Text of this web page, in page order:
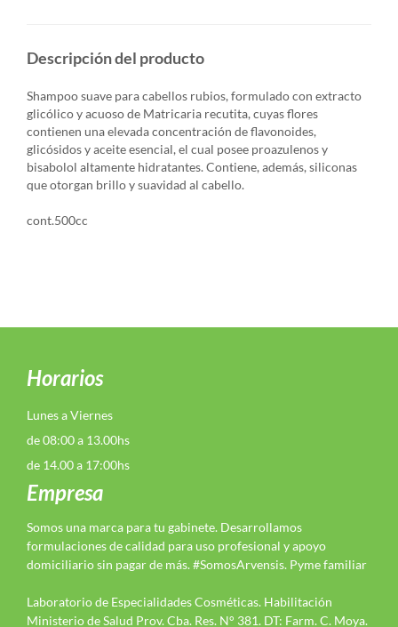
Descripción del producto
Shampoo suave para cabellos rubios, formulado con extracto
glicólico y acuoso de Matricaria recutita, cuyas flores
contienen una elevada concentración de flavonoides,
glicósidos y aceite esencial, el cual posee proazulenos y
bisabolol altamente hidratantes. Contiene, además, siliconas
que otorgan brillo y suavidad al cabello.
cont.500cc
Horarios
Lunes a Viernes
de 08:00 a 13.00hs
de 14.00 a 17:00hs
Empresa
Somos una marca para tu gabinete. Desarrollamos
formulaciones de calidad para uso profesional y apoyo
domiciliario sin pagar de más. #SomosArvensis. Pyme familiar
Laboratorio de Especialidades Cosméticas. Habilitación
Ministerio de Salud Prov. Cba. Res. N° 381. DT: Farm. C. Moya.